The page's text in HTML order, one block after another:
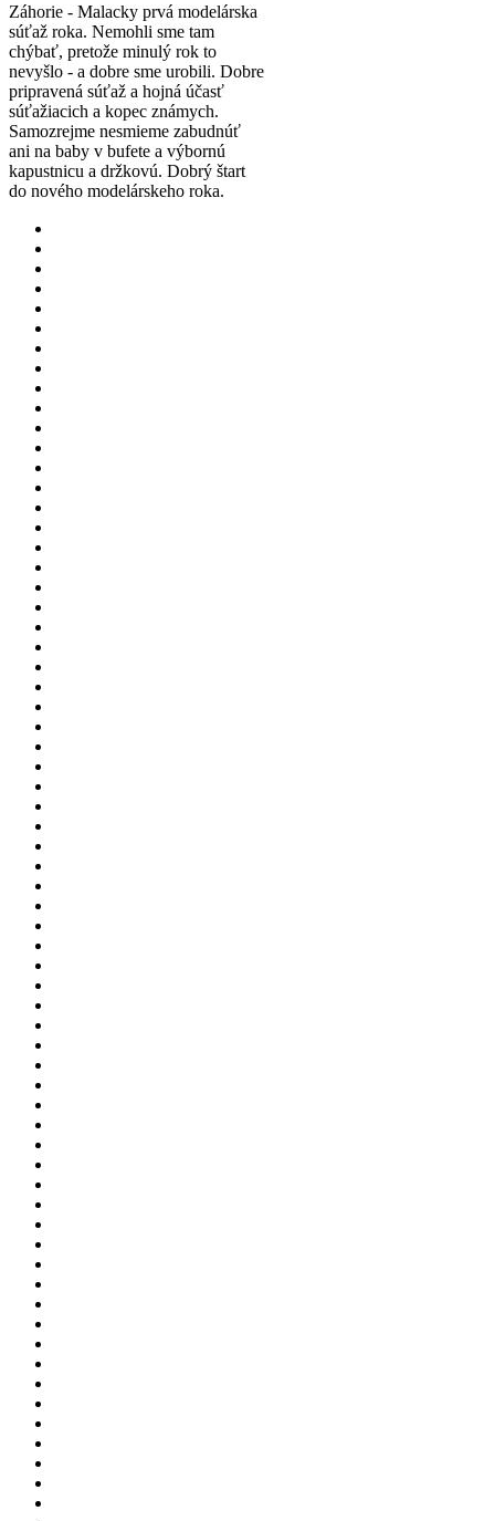
Záhorie - Malacky prvá modelárska
súťaž roka. Nemohli sme tam
chýbať, pretože minulý rok to
nevyšlo - a dobre sme urobili. Dobre
pripravená súťaž a hojná účasť
súťažiacich a kopec známych.
Samozrejme nesmieme zabudnúť
ani na baby v bufete a výbornú
kapustnicu a držkovú. Dobrý štart
do nového modelárskeho roka.